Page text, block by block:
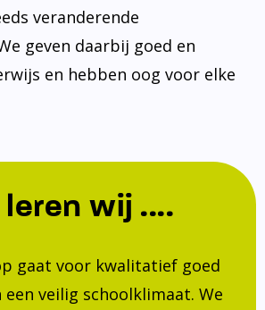
veranderende
geven daarbij goed en
en hebben oog voor elke
wij ....
gaat voor kwalitatief goed
veilig schoolklimaat. We